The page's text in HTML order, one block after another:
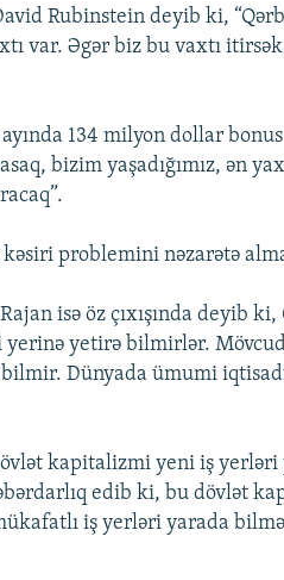
Rubinstein deyib ki,
var. Əgər biz bu vaxtı
134 milyon dollar bonus
bizim yaşadığımız, ən
problemini nəzarətə
isə öz çıxışında deyib ki,
yerinə yetirə bilmirlər.
bilmir. Dünyada ümumi
kapitalizmi yeni iş yerləri
edib ki, bu dövlət
iş yerləri yarada